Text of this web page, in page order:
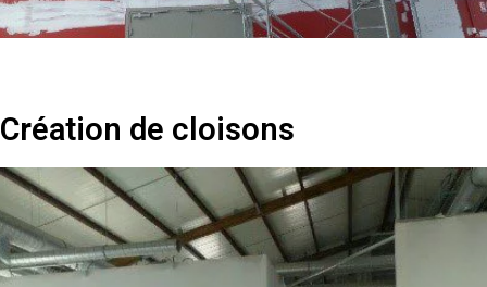
Création de cloisons